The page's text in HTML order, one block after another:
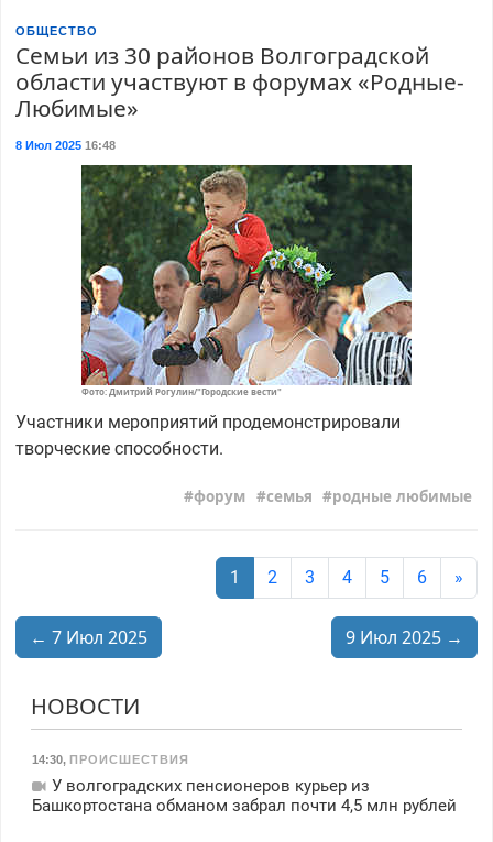
ОБЩЕСТВО
Семьи из 30 районов Волгоградской
области участвуют в форумах «Родные-
Любимые»
8 Июл 202516:48
Фото: Дмитрий Рогулин/"Городские вести"
Участники мероприятий продемонстрировали
творческие способности.
форум семья родные любимые
1 2 3 4 5 6 »
← 7 Июл 2025 9 Июл 2025 →
НОВОСТИ
14:30, ПРОИСШЕСТВИЯ
У волгоградских пенсионеров курьер из
Башкортостана обманом забрал почти 4,5 млн рублей